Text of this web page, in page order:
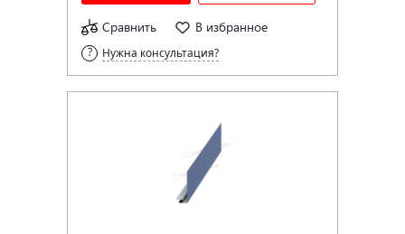
Сравнить В избранное
Нужна консультация?